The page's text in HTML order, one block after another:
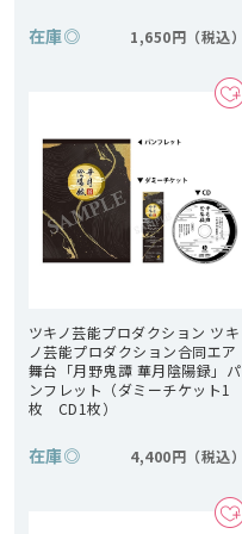
在庫◎ 1,650円
ツキノ芸能プロダクション ツキ
ノ芸能プロダクション合同エア
舞台「月野鬼譚 華月陰陽録」パ
ンフレット（ダミーチケット1
枚 CD1枚）
在庫◎ 4,400円